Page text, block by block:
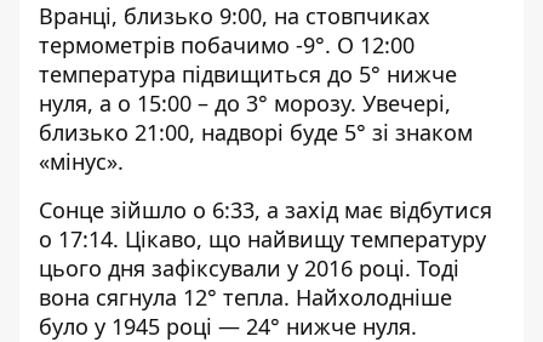
Вранці, близько 9:00, на стовпчиках
термометрів побачимо -9°. О 12:00
температура підвищиться до 5° нижче
нуля, а о 15:00 – до 3° морозу. Увечері,
близько 21:00, надворі буде 5° зі знаком
«мінус».
Сонце зійшло о 6:33, а захід має відбутися
о 17:14. Цікаво, що найвищу температуру
цього дня зафіксували у 2016 році. Тоді
вона сягнула 12° тепла. Найхолодніше
було у 1945 році — 24° нижче нуля.